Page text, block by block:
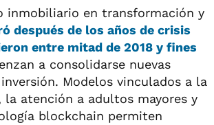
inmobiliario en transformación y
después de los años de crisis
entre mitad de 2018 y fines
a consolidarse nuevas
Modelos vinculados a la
la atención a adultos mayores y
blockchain permiten